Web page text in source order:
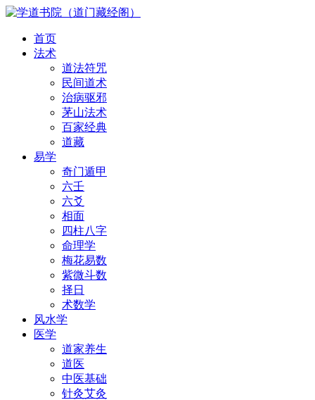
首页
法术
道法符咒
民间道术
治病驱邪
茅山法术
百家经典
道藏
易学
奇门遁甲
六壬
六爻
相面
四柱八字
命理学
梅花易数
紫微斗数
择日
术数学
风水学
医学
道家养生
道医
中医基础
针灸艾灸